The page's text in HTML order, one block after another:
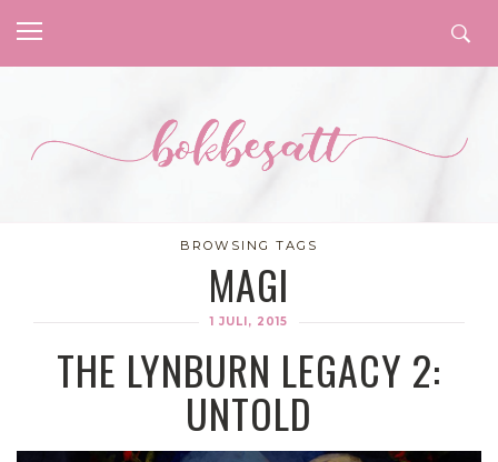
BROWSING TAGS
MAGI
1 JULI, 2015
THE LYNBURN LEGACY 2:
UNTOLD